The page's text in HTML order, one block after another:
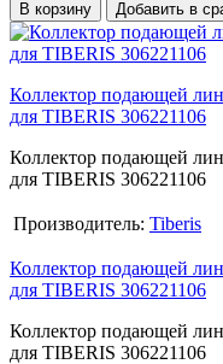
В корзину Добавить в
Коллектор подающей
для TIBERIS 306221106
Коллектор подающей
для TIBERIS 306221106
Производитель: Tiberis
Коллектор подающей
для TIBERIS 306221106
Коллектор подающей
для TIBERIS 306221106